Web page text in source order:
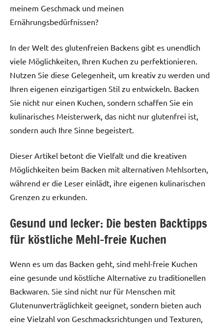
meinem Geschmack und meinen
Ernährungsbedürfnissen?
In der Welt des glutenfreien Backens gibt es unendlich
viele Möglichkeiten, Ihren Kuchen zu perfektionieren.
Nutzen Sie diese Gelegenheit, um kreativ zu werden und
Ihren eigenen einzigartigen Stil zu entwickeln. Backen
Sie nicht nur einen Kuchen, sondern schaffen Sie ein
kulinarisches Meisterwerk, das nicht nur glutenfrei ist,
sondern auch Ihre Sinne begeistert.
Dieser Artikel betont die Vielfalt und die kreativen
Möglichkeiten beim Backen mit alternativen Mehlsorten,
während er die Leser einlädt, ihre eigenen kulinarischen
Grenzen zu erkunden.
Gesund und lecker: Die besten Backtipps
für köstliche Mehl-freie Kuchen
Wenn es um das Backen geht, sind mehl-freie Kuchen
eine gesunde und köstliche Alternative zu traditionellen
Backwaren. Sie sind nicht nur für Menschen mit
Glutenunverträglichkeit geeignet, sondern bieten auch
eine Vielzahl von Geschmacksrichtungen und Texturen,